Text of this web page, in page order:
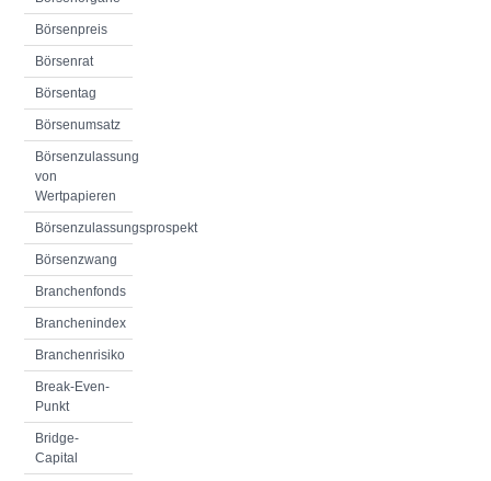
Börsenpreis
Börsenrat
Börsentag
Börsenumsatz
Börsenzulassung
von
Wertpapieren
Börsenzulassungsprospekt
Börsenzwang
Branchenfonds
Branchenindex
Branchenrisiko
Break-Even-
Punkt
Bridge-
Capital